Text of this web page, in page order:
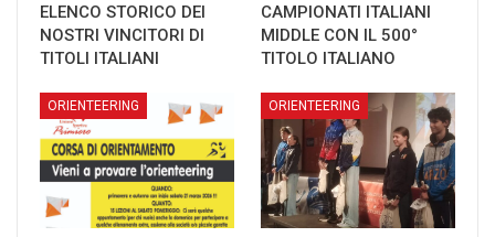
ELENCO STORICO DEI
NOSTRI VINCITORI DI
TITOLI ITALIANI
CAMPIONATI ITALIANI
MIDDLE CON IL 500°
TITOLO ITALIANO
ORIENTEERING ORIENTEERING